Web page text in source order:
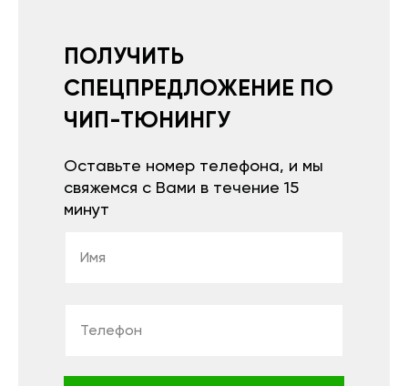
ПОЛУЧИТЬ
СПЕЦПРЕДЛОЖЕНИЕ ПО
ЧИП-ТЮНИНГУ
Оставьте номер телефона, и мы
свяжемся с Вами в течение 15
минут